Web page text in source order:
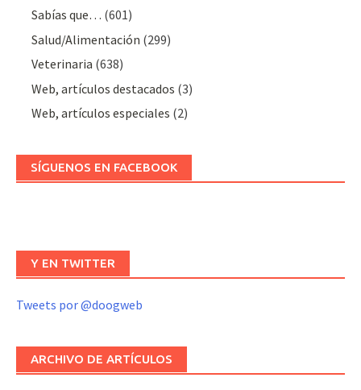
Sabías que… (601)
Salud/Alimentación (299)
Veterinaria (638)
Web, artículos destacados (3)
Web, artículos especiales (2)
SÍGUENOS EN FACEBOOK
Y EN TWITTER
Tweets por @doogweb
ARCHIVO DE ARTÍCULOS